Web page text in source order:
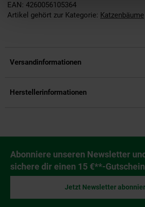
EAN: 4260056105364
Artikel gehört zur Kategorie: Katzenbäume
Versandinformationen
Herstellerinformationen
Newsletter Anmeldung
Abonniere unseren Newsletter
sichere dir einen 15 €**-
Jetzt Newsletter